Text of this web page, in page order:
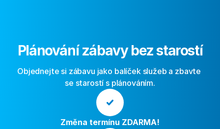
Plánování zábavy bez starostí
Objednejte si zábavu jako balíček služeb a zbavte
se starostí s plánováním.
Změna termínu ZDARMA!